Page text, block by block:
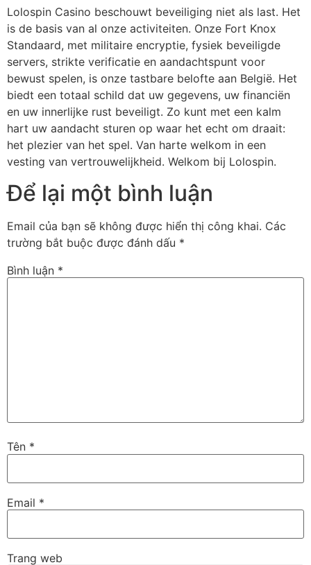
Lolospin Casino beschouwt beveiliging niet als last. Het
is de basis van al onze activiteiten. Onze Fort Knox
Standaard, met militaire encryptie, fysiek beveiligde
servers, strikte verificatie en aandachtspunt voor
bewust spelen, is onze tastbare belofte aan België. Het
biedt een totaal schild dat uw gegevens, uw financiën
en uw innerlijke rust beveiligt. Zo kunt met een kalm
hart uw aandacht sturen op waar het echt om draait:
het plezier van het spel. Van harte welkom in een
vesting van vertrouwelijkheid. Welkom bij Lolospin.
Để lại một bình luận
Email của bạn sẽ không được hiển thị công khai. Các
trường bắt buộc được đánh dấu *
Bình luận *
Tên *
Email *
Trang web